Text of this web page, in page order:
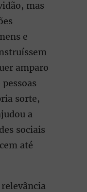
mas
e
amparo
sorte,
a
sociais
até